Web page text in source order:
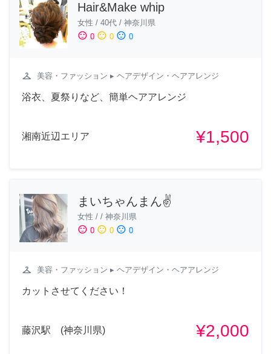
Hair&Make whip
女性 / 40代 / 神奈川県
sentiment_satisfied 0 sentiment_neutral 0 sentiment_dissatisfied 0
checkroom 美容・ファッション ▸ ヘアデザイン・ヘアアレンジ
浴衣、夏祭りなど、簡単ヘアアレンジ
湘南近辺エリア ¥1,500
まいちゃんまん✌️
女性 / / 神奈川県
sentiment_satisfied 0 sentiment_neutral 0 sentiment_dissatisfied 0
checkroom 美容・ファッション ▸ ヘアデザイン・ヘアアレンジ
カットさせてください！
藤沢駅 (神奈川県) ¥2,000